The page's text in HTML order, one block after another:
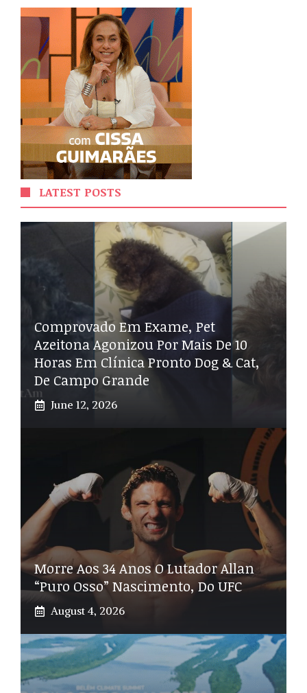
LATEST POSTS
Comprovado Em Exame, Pet
Azeitona Agonizou Por Mais De 10
Horas Em Clínica Pronto Dog & Cat,
De Campo Grande
June 12, 2026
Morre Aos 34 Anos O Lutador Allan
“Puro Osso” Nascimento, Do UFC
August 4, 2026